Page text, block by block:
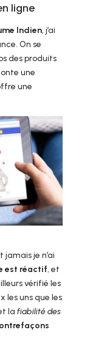
ligne
Indien, j’ai
On se
des produits
une
une
jamais je n’ai
est réactif, et
vérifié les
les uns que les
la fiabilité des